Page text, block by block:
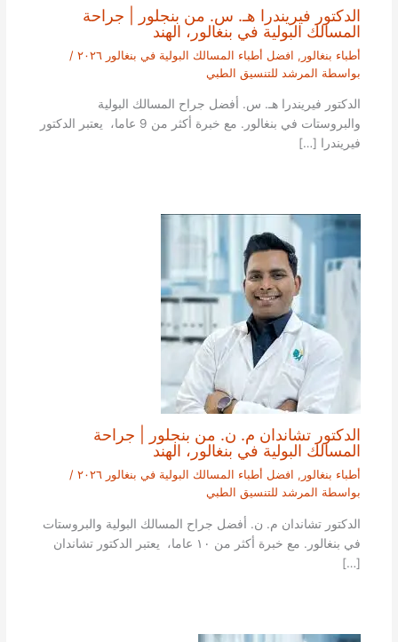
الدكتور فيريندرا هـ. س. من بنجلور | جراحة
المسالك البولية في بنغالور، الهند
أطباء بنغالور , افضل أطباء المسالك البولية في بنغالور ٢٠٢٦
/
بواسطة المرشد للتنسيق الطبي
الدكتور فيريندرا هـ. س. أفضل جراح المسالك البولية
والبروستات في بنغالور. مع خبرة أكثر من 9 عاما، يعتبر الدكتور
فيريندرا […]
الدكتور تشاندان م. ن. من بنجلور | جراحة
المسالك البولية في بنغالور، الهند
أطباء بنغالور , افضل أطباء المسالك البولية في بنغالور ٢٠٢٦
/
بواسطة المرشد للتنسيق الطبي
الدكتور تشاندان م. ن. أفضل جراح المسالك البولية والبروستات
في بنغالور. مع خبرة أكثر من ١٠ عاما، يعتبر الدكتور تشاندان
[…]